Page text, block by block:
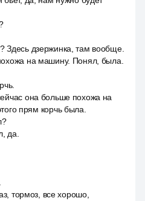
Здесь дзержинка, там вообще.
на машину. Понял, была.
она больше похожа на
прям корчь была.
да.
тормоз, все хорошо,